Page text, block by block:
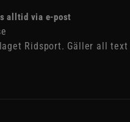
alltid via e-post
Ridsport. Gäller all text